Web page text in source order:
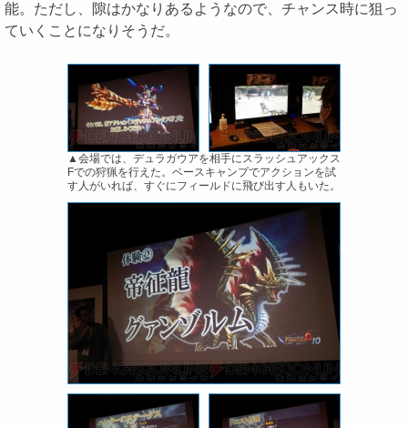
能。ただし、隙はかなりあるようなので、チャンス時に狙っ
ていくことになりそうだ。
▲会場では、デュラガウアを相手にスラッシュアックス
Fでの狩猟を行えた。ベースキャンプでアクションを試
す人がいれば、すぐにフィールドに飛び出す人もいた。